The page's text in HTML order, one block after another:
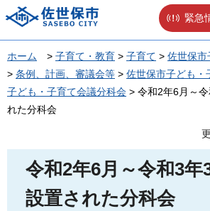
佐世保市 緊急
ホーム > 子育て・教育 > 子育て > 佐世保市
> 条例、計画、審議会等 > 佐世保市子ども・
子ども・子育て会議分科会 > 令和2年6月～
れた分科会
令和2年6月～令和3年
設置された分科会